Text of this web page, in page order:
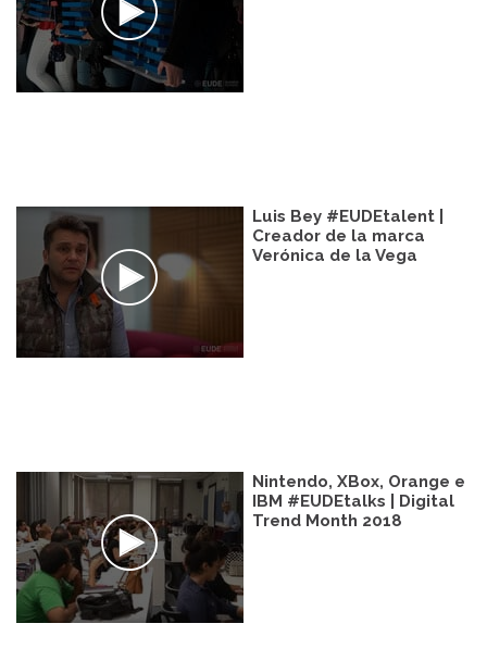
Luis Bey #EUDEtalent |
Creador de la marca
Verónica de la Vega
Nintendo, XBox, Orange e
IBM #EUDEtalks | Digital
Trend Month 2018